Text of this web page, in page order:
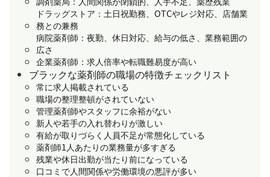
ドラッグストア：土日祝勤務、OTCやレジ対応、店舗業
務との兼務
病院薬剤師：夜勤、休日対応、給与の低さ、業務範囲の
広さ
企業薬剤師：求人倍率や転職難易度が高い
ブラックな薬剤師の職場の特徴チェックリスト
常に求人掲載されている
職場の整理整頓がされていない
管理薬剤師やスタッフに余裕がない
新人や若手の入れ替わりが激しい
有給が取りづらく人員不足が常態化している
薬剤師1人あたりの業務量が多すぎる
残業や休日出勤が当たり前になっている
口コミで人間関係や労働環境の悪評が多い